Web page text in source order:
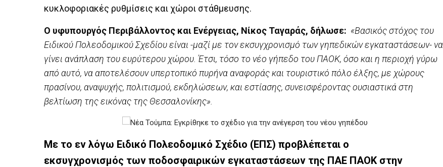
κυκλοφοριακές ρυθμίσεις και χώροι στάθμευσης.
Ο υφυπουργός Περιβάλλοντος και Ενέργειας, Νίκος Ταγαράς, δήλωσε: «Βασικός στόχος του
Ειδικού Πολεοδομικού Σχεδίου είναι -μαζί με τον εκσυγχρονισμό των γηπεδικών εγκαταστάσεων- να
γίνει ανάπλαση του ευρύτερου χώρου. Έτσι, τόσο το νέο γήπεδο του ΠΑΟΚ, όσο και η περιοχή γύρω
από αυτό, να αποτελέσουν υπερτοπικό πυρήνα αναφοράς και τουριστικό πόλο έλξης, με χώρους
πρασίνου, αναψυχής, πολιτισμού, εκδηλώσεων, και εστίασης, συνεισφέροντας ουσιαστικά στη
βελτίωση της εικόνας της Θεσσαλονίκης».
Με το εν λόγω Ειδικό Πολεοδομικό Σχέδιο (ΕΠΣ) προβλέπεται ο
εκσυγχρονισμός των ποδοσφαιρικών εγκαταστάσεων της ΠΑΕ ΠΑΟΚ στην